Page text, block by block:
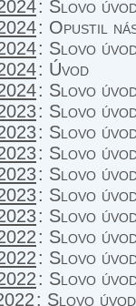
: Slovo
: Opustil
: Slovo
: Úvod
: Slovo
: Slovo
: Slovo
: Slovo
: Slovo
: Slovo
: Slovo
: Slovo
: Slovo
: Slovo
: Slovo